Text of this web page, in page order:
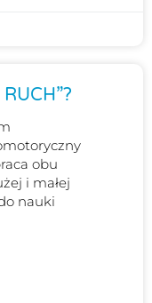
obu
i małej
nauki